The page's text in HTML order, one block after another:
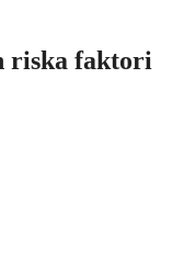
riska faktori